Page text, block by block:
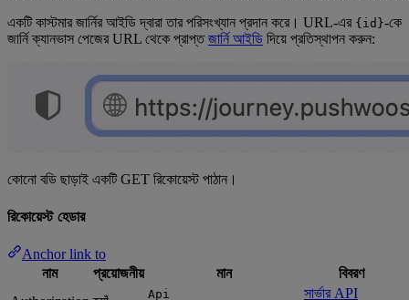
একটি কাস্টমার জার্নির আইডি দ্বারা তার পরিসংখ্যান প্রদান করে। URL-এর {id}-কে
জার্নি ক্যানভাস পেজের URL থেকে প্রাপ্তজার্নি আইডি দিয়ে প্রতিস্থাপন করুন:
কোনো বডি ছাড়াই একটি GET রিকোয়েস্ট পাঠান।
রিকোয়েস্ট হেডার
Anchor link to
নাম
প্রয়োজনীয় মান
বিবরণ
Api
সার্ভার API